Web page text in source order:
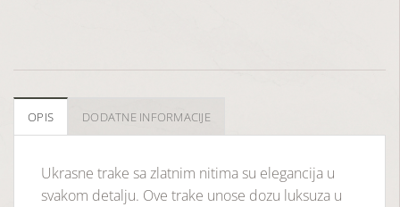
OPIS DODATNE INFORMACIJE
Ukrasne trake sa zlatnim nitima su elegancija u
svakom detalju. Ove trake unose dozu luksuza u